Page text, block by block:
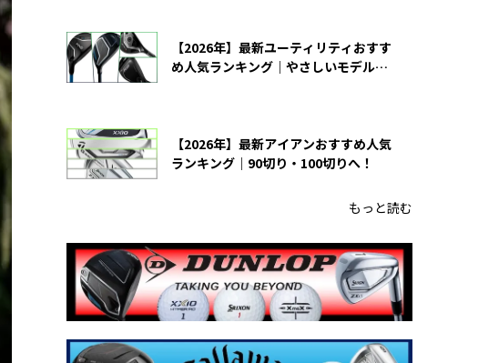
【2026年】最新ユーティリティおすす
め人気ランキング｜やさしいモデルの
【2026年】最新アイアンおすすめ人気
ランキング｜90切り・100切りへ！
もっと読む